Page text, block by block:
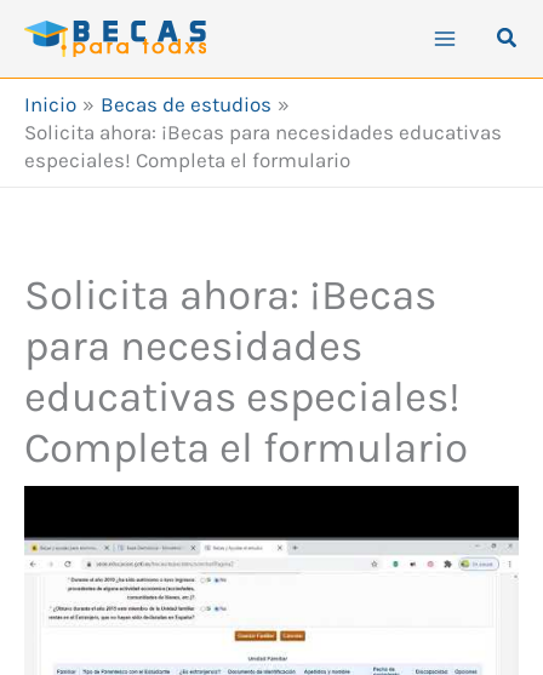
Inicio
Becas de estudios
Solicita ahora: ¡Becas para necesidades educativas
especiales! Completa el formulario
Solicita ahora: ¡Becas
para necesidades
educativas especiales!
Completa el formulario